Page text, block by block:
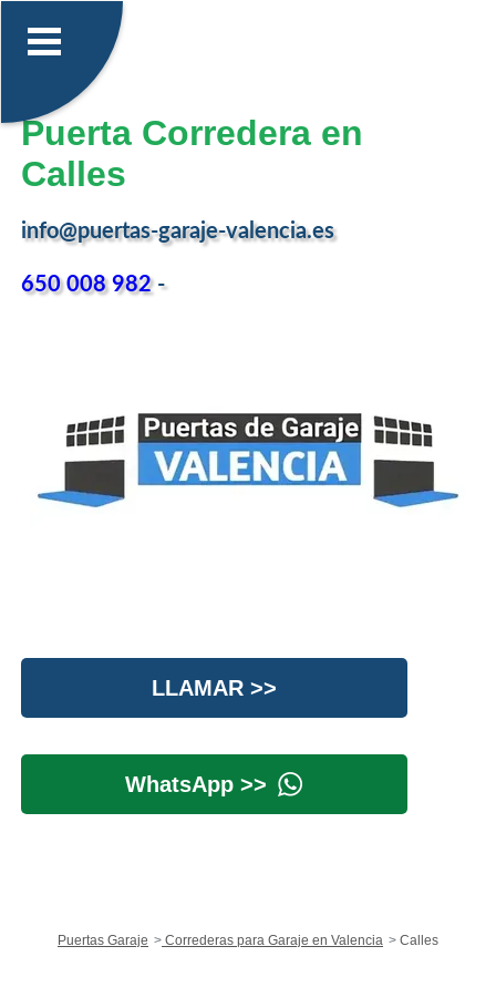
Puerta Corredera en
Calles
info@puertas-garaje-valencia.es
650 008 982-
LLAMAR >>
WhatsApp >>
Puertas Garaje Correderas para Garaje en Valencia Calles